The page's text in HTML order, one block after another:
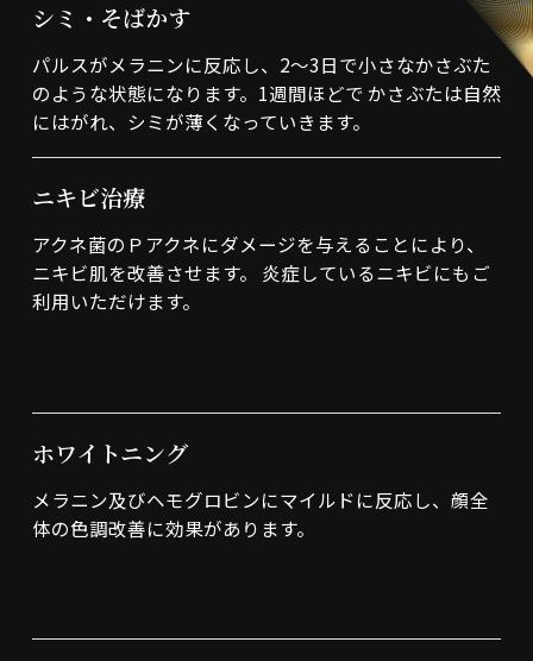
シミ・そばかす
パルスがメラニンに反応し、2～3日で小さなかさぶた
のような状態になります。1週間ほどで かさぶたは自然
にはがれ、シミが薄くなっていきます。
ニキビ治療
アクネ菌のＰアクネにダメージを与えることにより、
ニキビ肌を改善させます。 炎症しているニキビにもご
利用いただけます。
ホワイトニング
メラニン及びヘモグロビンにマイルドに反応し、顔全
体の色調改善に効果があります。